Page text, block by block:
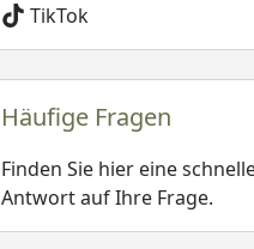
TikTok
Häufige Fragen
Finden Sie hier eine
Antwort auf Ihre Frage.